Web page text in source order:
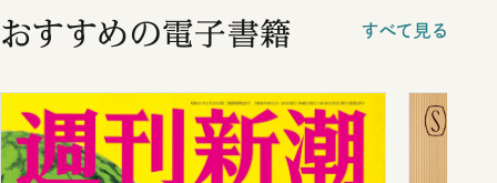
おすすめの電子書籍 すべて見る